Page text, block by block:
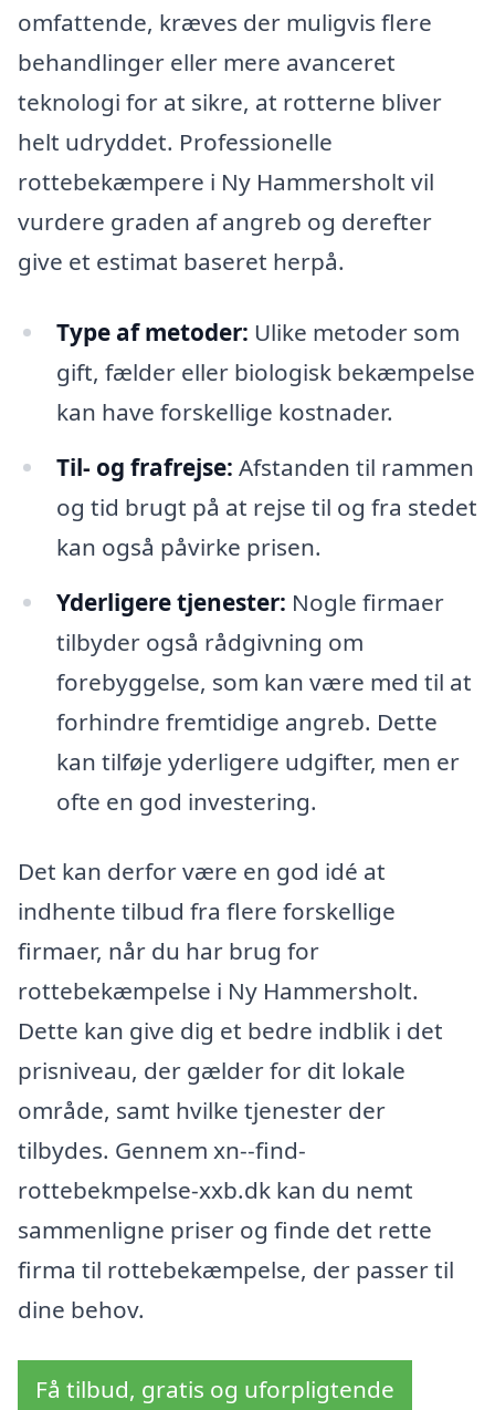
omfattende, kræves der muligvis flere
behandlinger eller mere avanceret
teknologi for at sikre, at rotterne bliver
helt udryddet. Professionelle
rottebekæmpere i Ny Hammersholt vil
vurdere graden af angreb og derefter
give et estimat baseret herpå.
Type af metoder: Ulike metoder som
gift, fælder eller biologisk bekæmpelse
kan have forskellige kostnader.
Til- og frafrejse: Afstanden til rammen
og tid brugt på at rejse til og fra stedet
kan også påvirke prisen.
Yderligere tjenester: Nogle firmaer
tilbyder også rådgivning om
forebyggelse, som kan være med til at
forhindre fremtidige angreb. Dette
kan tilføje yderligere udgifter, men er
ofte en god investering.
Det kan derfor være en god idé at
indhente tilbud fra flere forskellige
firmaer, når du har brug for
rottebekæmpelse i Ny Hammersholt.
Dette kan give dig et bedre indblik i det
prisniveau, der gælder for dit lokale
område, samt hvilke tjenester der
tilbydes. Gennem xn--find-
rottebekmpelse-xxb.dk kan du nemt
sammenligne priser og finde det rette
firma til rottebekæmpelse, der passer til
dine behov.
Få tilbud, gratis og uforpligtende